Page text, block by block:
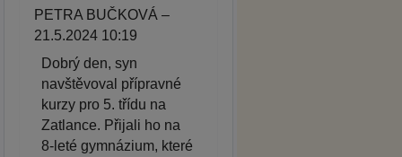
PETRA BUČKOVÁ –
21.5.2024 10:19
Dobrý den, syn
navštěvoval přípravné
kurzy pro 5. třídu na
Zatlance. Přijali ho na
8-leté gymnázium, které